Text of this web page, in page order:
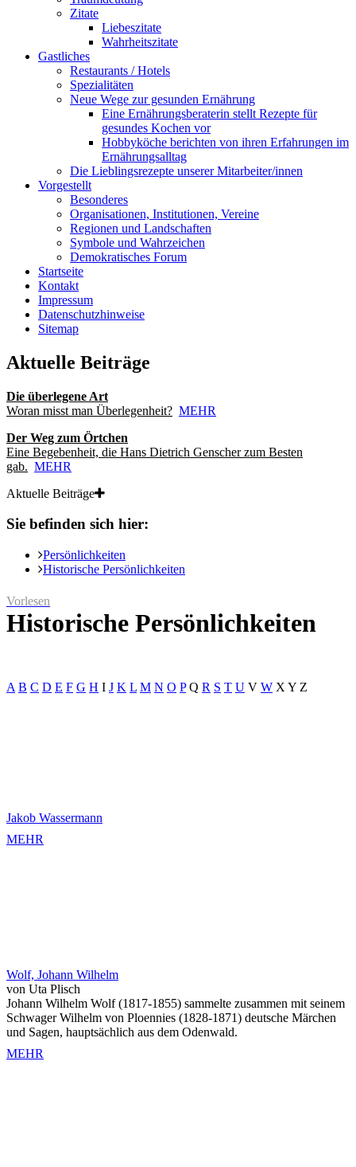
Zitate
Liebeszitate
Wahrheitszitate
Gastliches
Restaurants / Hotels
Spezialitäten
Neue Wege zur gesunden Ernährung
Eine Ernährungsberaterin stellt Rezepte für
gesundes Kochen vor
Hobbyköche berichten von ihren Erfahrungen im
Ernährungsalltag
Die Lieblingsrezepte unserer Mitarbeiter/innen
Vorgestellt
Besonderes
Organisationen, Institutionen, Vereine
Regionen und Landschaften
Symbole und Wahrzeichen
Demokratisches Forum
Startseite
Kontakt
Impressum
Datenschutzhinweise
Sitemap
Aktuelle Beiträge
Die überlegene Art
Woran misst man Überlegenheit? MEHR
Der Weg zum Örtchen
Eine Begebenheit, die Hans Dietrich Genscher zum Besten
gab. MEHR
Aktuelle Beiträge
Sie befinden sich hier:
Persönlichkeiten
Historische Persönlichkeiten
Vorlesen
Historische Persönlichkeiten
A B C D E F G H I J K L M N O P Q R S T U V W X Y Z
Jakob Wassermann
MEHR
Wolf, Johann Wilhelm
von Uta Plisch
Johann Wilhelm Wolf (1817-1855) sammelte zusammen mit seinem
Schwager Wilhelm von Ploennies (1828-1871) deutsche Märchen
und Sagen, hauptsächlich aus dem Odenwald.
MEHR